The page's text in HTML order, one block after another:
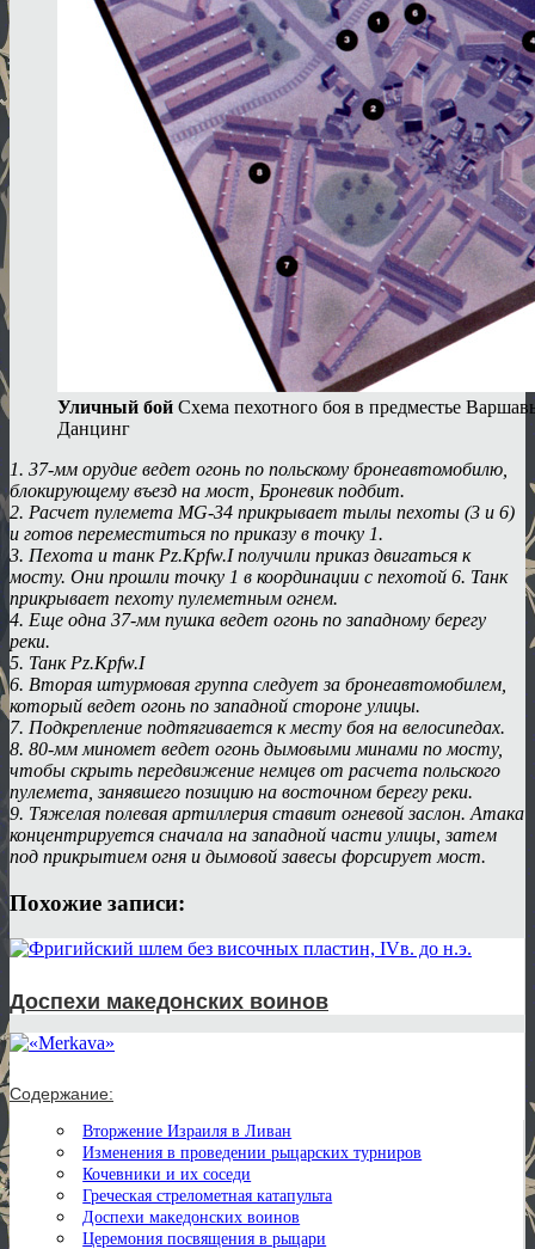
Уличный бой Схема пехотного боя в предместье
Данцинг
1. 37-мм орудие ведет огонь по польскому бронеавтомобилю,
блокирующему въезд на мост, Броневик подбит.
2. Расчет пулемета MG-34 прикрывает тылы пехоты (3 и 6)
и готов переместиться по приказу в точку 1.
3. Пехота и танк Pz.Kpfw.I получили приказ двигаться к
мосту. Они прошли точку 1 в координации с пехотой 6. Танк
прикрывает пехоту пулеметным огнем.
4. Еще одна 37-мм пушка ведет огонь по западному берегу
реки.
5. Танк Pz.Kpfw.I
6. Вторая штурмовая группа следует за бронеавтомобилем,
который ведет огонь по западной стороне улицы.
7. Подкрепление подтягивается к месту боя на велосипедах.
8. 80-мм миномет ведет огонь дымовыми минами по мосту,
чтобы скрыть передвижение немцев от расчета польского
пулемета, занявшего позицию на восточном берегу реки.
9. Тяжелая полевая артиллерия ставит огневой заслон. Атака
концентрируется сначала на западной части улицы, затем
под прикрытием огня и дымовой завесы форсирует мост.
Похожие записи:
Доспехи македонских воинов
Содержание:
Вторжение Израиля в Ливан
Изменения в проведении рыцарских турниров
Кочевники и их соседи
Греческая стрелометная катапульта
Доспехи македонских воинов
Церемония посвящения в рыцари